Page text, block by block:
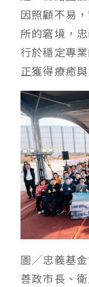
因照顧不易
所的窘境，
行於穩定專
正獲得療癒與
圖／忠義基
善政市長、